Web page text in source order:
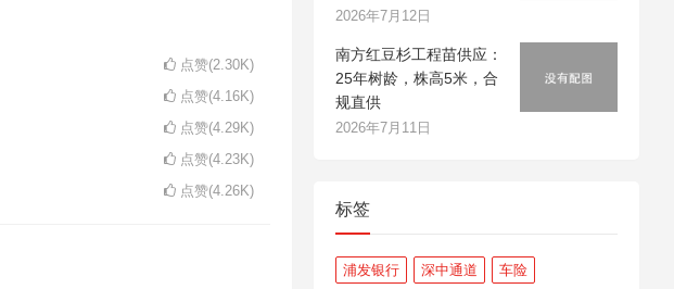
点赞(2.30K)
点赞(4.16K)
点赞(4.29K)
点赞(4.23K)
点赞(4.26K)
2026年7月12日
南方红豆杉工程苗供应：
25年树龄，株高5米，合
规直供
2026年7月11日
标签
浦发银行 深中通道 车险